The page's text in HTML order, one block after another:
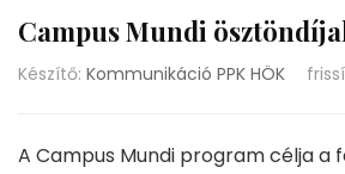
Campus Mundi
Készítő: Kommunikáció PPK HÖK
A Campus Mundi program célja a